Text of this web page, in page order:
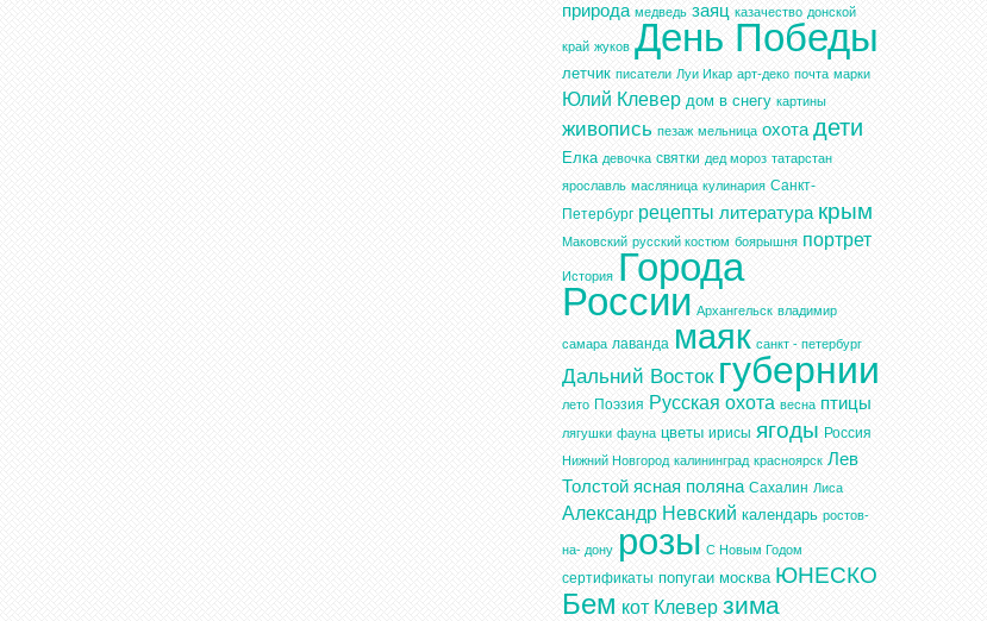
природа медведь заяц казачество донской
край жуков День Победы
летчик писатели Луи Икар арт-деко почта марки
Юлий Клевер дом в снегу картины
живопись пезаж мельница охота дети
Елка девочка святки дед мороз татарстан
ярославль масляница кулинария Санкт-
Петербург рецепты литература крым
Маковский русский костюм боярышня портрет
История Города
России Архангельск владимир
самара лаванда маяк санкт - петербург
Дальний Восток губернии
лето Поэзия Русская охота весна птицы
лягушки фауна цветы ирисы ягоды Россия
Нижний Новгород калининград красноярск Лев
Толстой ясная поляна Сахалин Лиса
Александр Невский календарь ростов-
на- дону розы С Новым Годом
сертификаты попугаи москва ЮНЕСКО
Бем кот Клевер зима